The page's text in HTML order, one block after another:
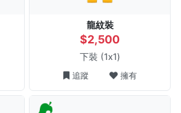
龍紋裝
$2,500
下裝 (1x1)
追蹤 擁有